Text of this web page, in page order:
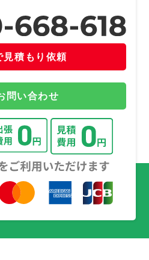
見積もり依頼
問い合わせ